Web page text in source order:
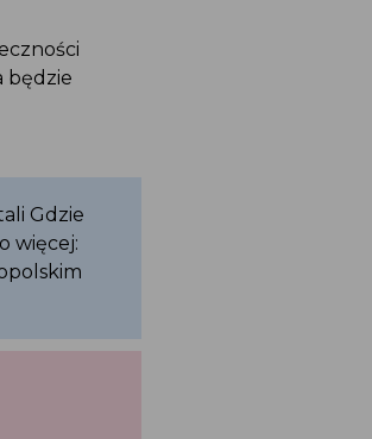
będzie
Gdzie
więcej: